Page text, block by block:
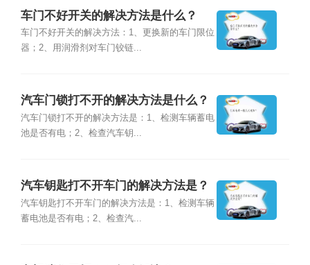
车门不好开关的解决方法是什么？
车门不好开关的解决方法：1、更换新的车门限位
器；2、用润滑剂对车门铰链...
汽车门锁打不开的解决方法是什么？
汽车门锁打不开的解决方法是：1、检测车辆蓄电
池是否有电；2、检查汽车钥...
汽车钥匙打不开车门的解决方法是？
汽车钥匙打不开车门的解决方法是：1、检测车辆
蓄电池是否有电；2、检查汽...